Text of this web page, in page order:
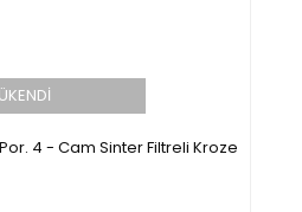
4 - Cam Sinter Filtreli Kroze